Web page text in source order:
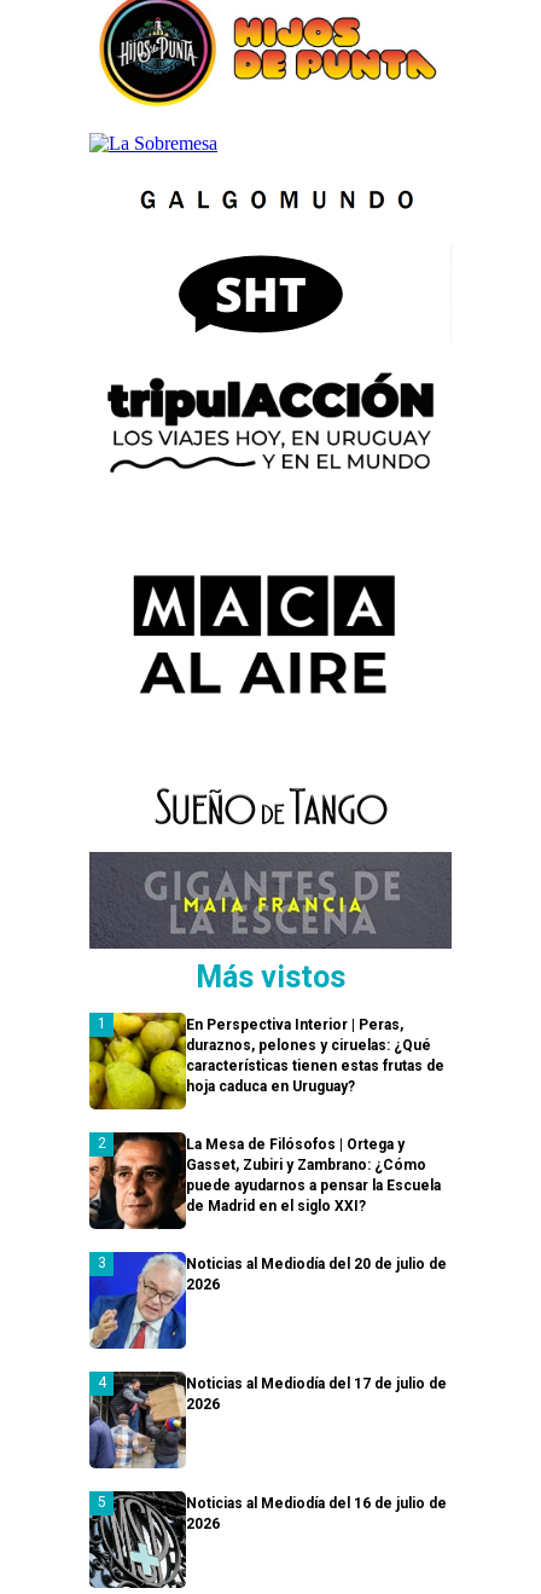
Más vistos
En Perspectiva Interior | Peras,
duraznos, pelones y ciruelas: ¿Qué
características tienen estas frutas de
hoja caduca en Uruguay?
La Mesa de Filósofos | Ortega y
Gasset, Zubiri y Zambrano: ¿Cómo
puede ayudarnos a pensar la Escuela
de Madrid en el siglo XXI?
Noticias al Mediodía del 20 de julio de
2026
Noticias al Mediodía del 17 de julio de
2026
Noticias al Mediodía del 16 de julio de
2026